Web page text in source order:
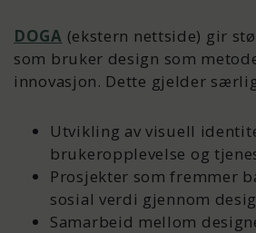
DOGA (ekstern nettside) gir
som bruker design som
innovasjon. Dette gjelder
Utvikling av visuell
brukeropplevelse og
Prosjekter som fremmer
sosial verdi gjennom
Samarbeid mellom